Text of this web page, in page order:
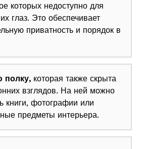
которых недоступно для
глаз. Это обеспечивает
приватность и порядок в
полку, которая также скрыта
взглядов. На ней можно
книги, фотографии или
предметы интерьера.